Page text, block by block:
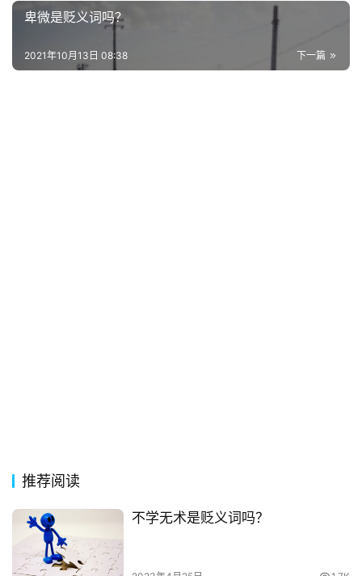
今
卑微是贬义词吗？
下一篇
2021年10月13日 08:38
推荐阅读
不学无术是贬义词吗？